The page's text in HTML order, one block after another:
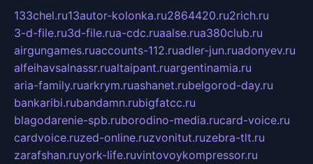
133chel.ru13autor-kolonka.ru2864420.ru2rich.ru
3-d-file.ru3d-file.rua-cdc.ruaalse.rua380club.ru
airgungames.ruaccounts-112.ruadler-jun.ruadonyev.ru
alfeihavsalnassr.rualtaipant.ruargentinamia.ru
aria-family.ruarkrym.ruashanet.rubelgorod-day.ru
bankaribi.rubandamn.rubigfatcc.ru
blagodarenie-spb.ruborodino-media.rucard-voice.ru
cardvoice.ruzed-online.ruzvonitut.ruzebra-tlt.ru
zarafshan.ruyork-life.ruvintovoykompressor.ru